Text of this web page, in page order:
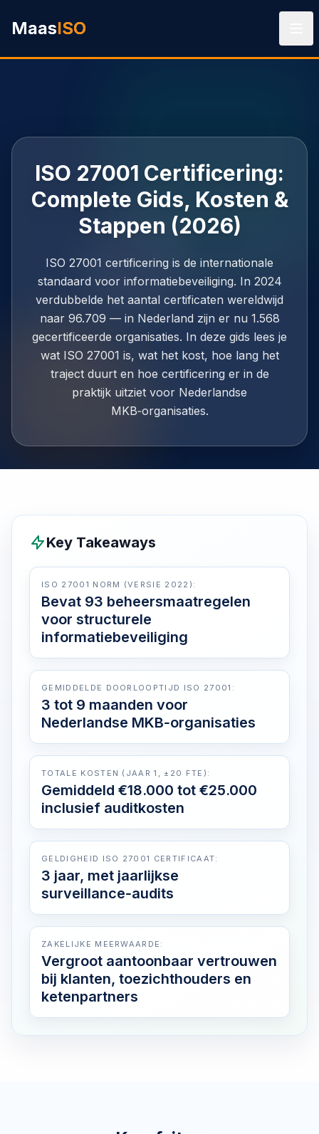
MaasISO
ISO 27001 Certificering:
Complete Gids, Kosten &
Stappen (2026)
ISO 27001 certificering is de internationale
standaard voor informatiebeveiliging. In 2024
verdubbelde het aantal certificaten wereldwijd
naar 96.709 — in Nederland zijn er nu 1.568
gecertificeerde organisaties. In deze gids lees je
wat ISO 27001 is, wat het kost, hoe lang het
traject duurt en hoe certificering er in de
praktijk uitziet voor Nederlandse
MKB‑organisaties.
Key Takeaways
ISO 27001 NORM (VERSIE 2022):
Bevat 93 beheersmaatregelen
voor structurele
informatiebeveiliging
GEMIDDELDE DOORLOOPTIJD ISO 27001:
3 tot 9 maanden voor
Nederlandse MKB‑organisaties
TOTALE KOSTEN (JAAR 1, ±20 FTE):
Gemiddeld €18.000 tot €25.000
inclusief auditkosten
GELDIGHEID ISO 27001 CERTIFICAAT:
3 jaar, met jaarlijkse
surveillance‑audits
ZAKELIJKE MEERWAARDE:
Vergroot aantoonbaar vertrouwen
bij klanten, toezichthouders en
ketenpartners